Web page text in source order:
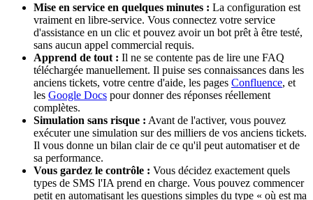
Mise en service en quelques minutes : La configuration est
vraiment en libre-service. Vous connectez votre service
d'assistance en un clic et pouvez avoir un bot prêt à être testé,
sans aucun appel commercial requis.
Apprend de tout : Il ne se contente pas de lire une FAQ
téléchargée manuellement. Il puise ses connaissances dans les
anciens tickets, votre centre d'aide, les pages Confluence, et
les Google Docs pour donner des réponses réellement
complètes.
Simulation sans risque : Avant de l'activer, vous pouvez
exécuter une simulation sur des milliers de vos anciens tickets.
Il vous donne un bilan clair de ce qu'il peut automatiser et de
sa performance.
Vous gardez le contrôle : Vous décidez exactement quels
types de SMS l'IA prend en charge. Vous pouvez commencer
petit en automatisant les questions simples du type « où est ma